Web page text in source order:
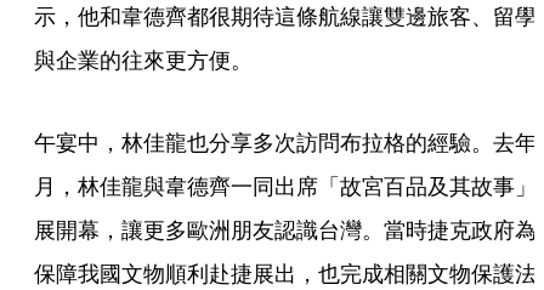
示，他和韋德齊都很期待這條航線讓雙邊旅客、留學
與企業的往來更方便。
午宴中，林佳龍也分享多次訪問布拉格的經驗。去年
月，林佳龍與韋德齊一同出席「故宮百品及其故事」
展開幕，讓更多歐洲朋友認識台灣。當時捷克政府為
保障我國文物順利赴捷展出，也完成相關文物保護法